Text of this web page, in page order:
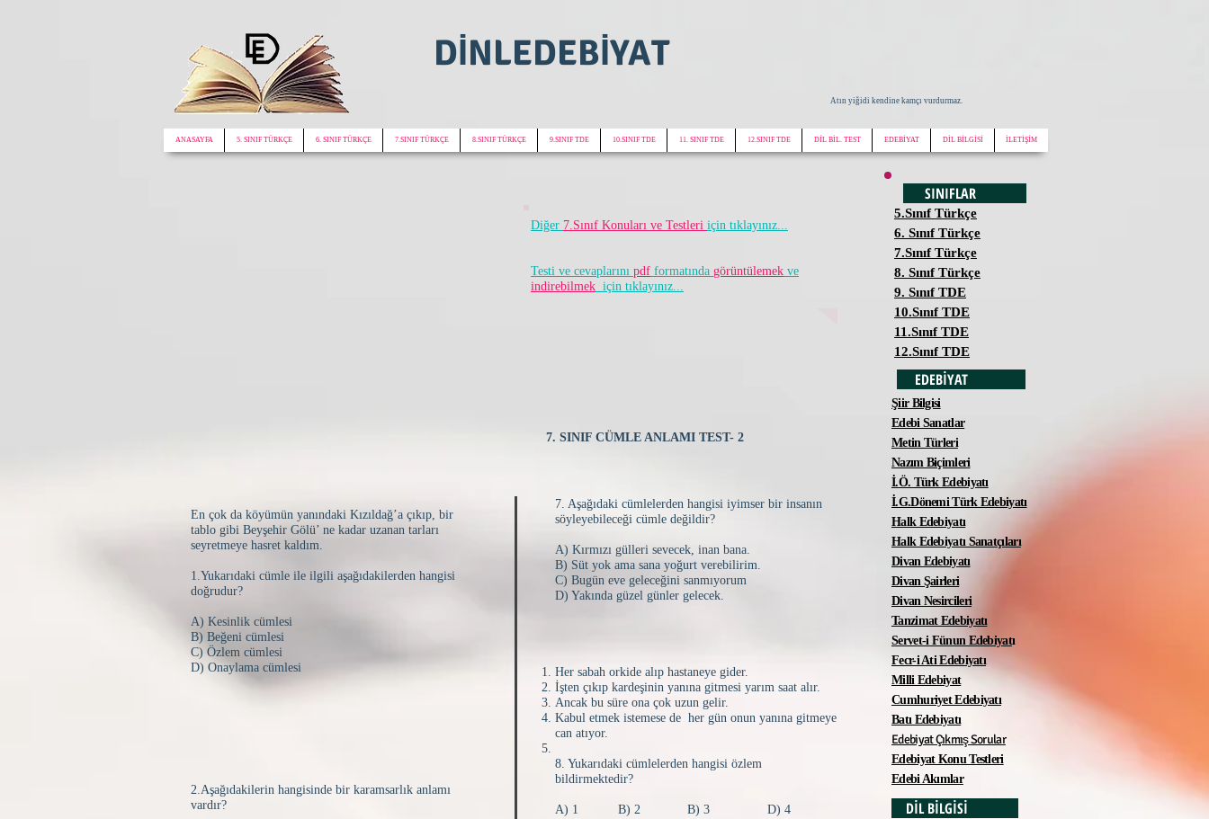
DİNLEDEBİYAT
Atın yiğidi kendine kamçı vurdurmaz.
ANASAYFA 5. SINIF TÜRKÇE 6. SINIF TÜRKÇE 7.SINIF TÜRKÇE 8.SINIF TÜRKÇE 9.SINIF TDE 10.SINIF TDE 11. SINIF TDE 12.SINIF TDE DİL BİL. TEST EDEBİYAT DİL BİLGİSİ İLETİŞİM
Diğer 7.Sınıf Konuları ve Testleri için tıklayınız...
Testi ve cevaplarını pdf formatında görüntülemek ve
indirebilmek için tıklayınız...
7. SINIF CÜMLE ANLAMI TEST- 2
En çok da köyümün yanındaki Kızıldağ’a çıkıp, bir
tablo gibi Beyşehir Gölü’ ne kadar uzanan tarları
seyretmeye hasret kaldım.
1.Yukarıdaki cümle ile ilgili aşağıdakilerden hangisi
doğrudur?
A) Kesinlik cümlesi
B) Beğeni cümlesi
C) Özlem cümlesi
D) Onaylama cümlesi
2.Aşağıdakilerin hangisinde bir karamsarlık anlamı
vardır?
7. Aşağıdaki cümlelerden hangisi iyimser bir insanın
söyleyebileceği cümle değildir?
A) Kırmızı gülleri sevecek, inan bana.
B) Süt yok ama sana yoğurt verebilirim.
C) Bugün eve geleceğini sanmıyorum
D) Yakında güzel günler gelecek.
Her sabah orkide alıp hastaneye gider.
İşten çıkıp kardeşinin yanına gitmesi yarım saat alır.
Ancak bu süre ona çok uzun gelir.
Kabul etmek istemese de her gün onun yanına gitmeye
can atıyor.
8. Yukarıdaki cümlelerden hangisi özlem
bildirmektedir?
A) 1 B) 2 B) 3 D) 4
SINIFLAR
5.Sınıf Türkçe
6. Sınıf Türkçe
7.Sınıf Türkçe
8. Sınıf Türkçe
9. Sınıf TDE
10.Sınıf TDE
11.Sınıf TDE
12.Sınıf TDE
EDEBİYAT
Şiir Bilgisi
Edebi Sanatlar
Metin Türleri
Nazım Biçimleri
İ.Ö. Türk Edebiyatı
İ.G.Dönemi Türk Edebiyatı
Halk Edebiyatı
Halk Edebiyatı Sanatçıları
Divan Edebiyatı
Divan Şairleri
Divan Nesircileri
Tanzimat Edebiyatı
Servet-i Fünun Edebiyatı
Fecr-i Ati Edebiyatı
Milli Edebiyat
Cumhuriyet Edebiyatı
Batı Edebiyatı
Edebiyat Çıkmış Sorular
Edebiyat Konu Testleri
Edebi Akımlar
DİL BİLGİSİ